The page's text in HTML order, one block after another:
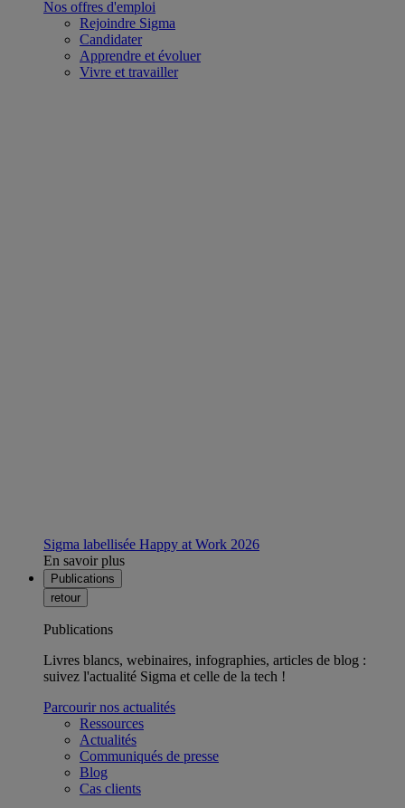
Nos offres d'emploi
Rejoindre Sigma
Candidater
Apprendre et évoluer
Vivre et travailler
Sigma labellisée Happy at Work 2026
En savoir plus
Publications
retour
Publications
Livres blancs, webinaires, infographies, articles de blog :
suivez l'actualité Sigma et celle de la tech !
Parcourir nos actualités
Ressources
Actualités
Communiqués de presse
Blog
Cas clients